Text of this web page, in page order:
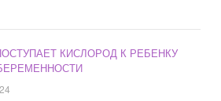
КИСЛОРОД К РЕБЕНКУ